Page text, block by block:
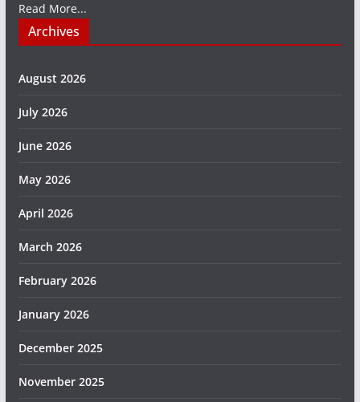
Read More...
Archives
August 2026
July 2026
June 2026
May 2026
April 2026
March 2026
February 2026
January 2026
December 2025
November 2025